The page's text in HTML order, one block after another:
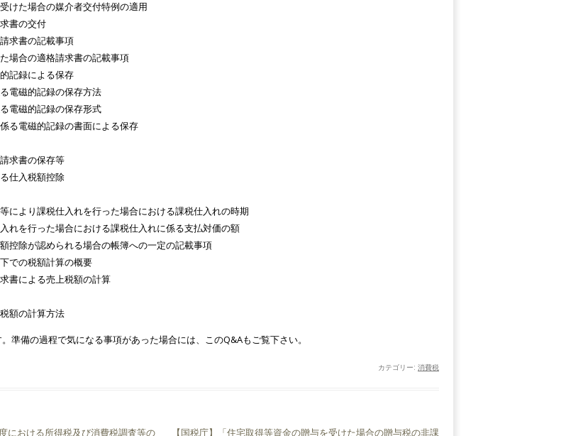
けた場合の媒介者交付特例の適用
書の交付
求書の記載事項
場合の適格請求書の記載事項
記録による保存
電磁的記録の保存方法
電磁的記録の保存形式
る電磁的記録の書面による保存
求書の保存等
仕入税額控除
により課税仕入れを行った場合における課税仕入れの時期
れを行った場合における課税仕入れに係る支払対価の額
控除が認められる場合の帳簿への一定の記載事項
での税額計算の概要
書による売上税額の計算
額の計算方法
準備の過程で気になる事項があった場合には、このQ&Aもご覧下さい。
カテゴリー: 消費税
における所得税及び消費税調査等の 【国税庁】「住宅取得等資金の贈与を受けた場合の贈与税の非課